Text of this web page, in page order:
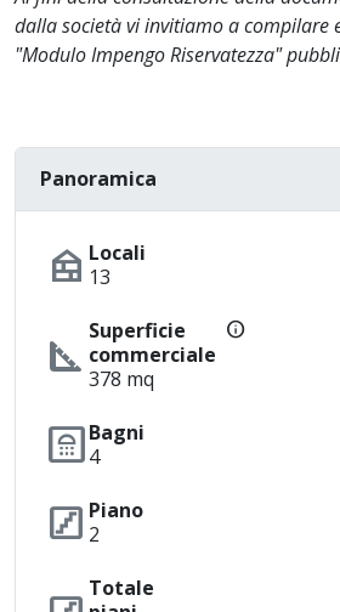
dalla società vi invitiamo a compilare
"Modulo Impengo Riservatezza"
Panoramica
nest_multi_room Locali
13
square_foot Superficie
commerciale
378 mq
info
bathroomBagni
4
stairs Piano
2
Totale